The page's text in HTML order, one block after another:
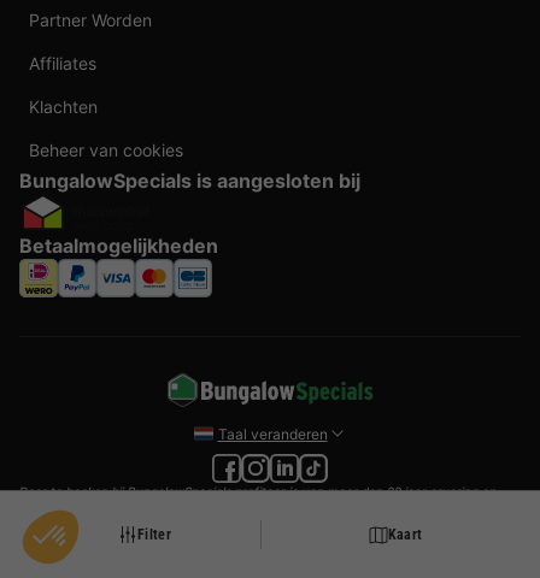
Filter Kaart
Partner Worden
Affiliates
Klachten
Beheer van cookies
BungalowSpecials is aangesloten bij
Betaalmogelijkheden
Taal veranderen
Door te boeken bij BungalowSpecials profiteer je van meer dan 20 jaar ervaring en
een ruim aanbod aan vakantieverblijven. Alle prijzen zijn actuele vanaf prijzen en
worden per accommodatie o.b.v. plaats- en beschikbaarheid weergegeven. Deze
prijzen zijn inclusief btw en exclusief reserveringskosten, verplichte toeslagen per
persoon (per nacht) en eventuele toeristenbelasting. Door middel van cookies willen